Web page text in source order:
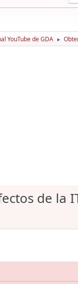
YouTube de GDA ►
de la